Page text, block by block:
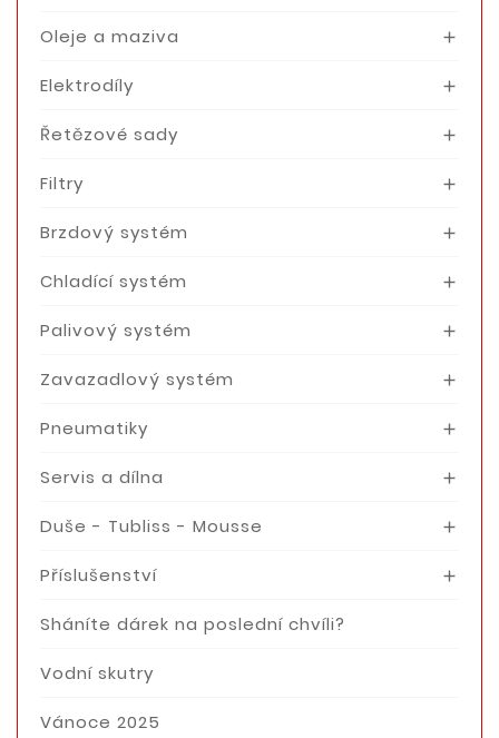
Oleje a maziva 
Elektrodíly 
Řetězové sady 
Filtry 
Brzdový systém 
Chladící systém 
Palivový systém 
Zavazadlový systém 
Pneumatiky 
Servis a dílna 
Duše - Tubliss - Mousse 
Příslušenství 
Sháníte dárek na poslední chvíli?
Vodní skutry
Vánoce 2025